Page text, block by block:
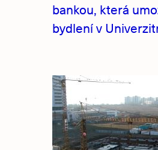
bankou, která
bydlení v